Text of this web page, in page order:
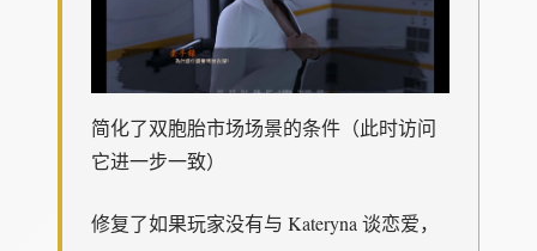
简化了双胞胎市场场景的条件（此时访问
它进一步一致）
修复了如果玩家没有与 Kateryna 谈恋爱，